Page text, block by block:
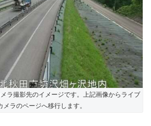
ラ撮影先のイメージです。上記画像からライブ
メラのページへ移行します。